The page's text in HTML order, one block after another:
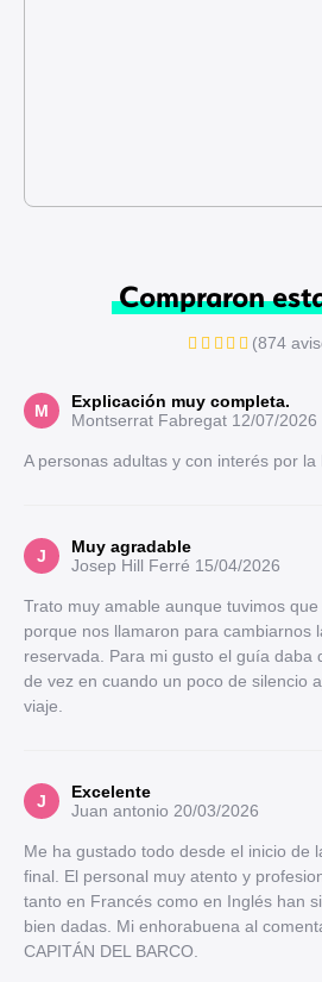
Compraron
(874
M
Explicación muy completa.
Montserrat Fabregat 12/07/2026
A personas adultas y con interés por la
J
Muy agradable
Josep Hill Ferré 15/04/2026
Trato muy amable aunque tuvimos
porque nos llamaron para cambiarnos
reservada. Para mi gusto el guía daba
de vez en cuando un poco de silencio
viaje.
J
Excelente
Juan antonio 20/03/2026
Me ha gustado todo desde el inicio de
final. El personal muy atento y
tanto en Francés como en Inglés han
bien dadas. Mi enhorabuena al
CAPITÁN DEL BARCO.